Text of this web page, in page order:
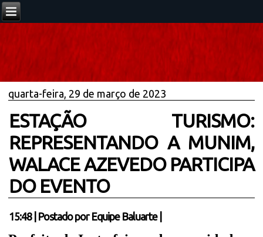
quarta-feira, 29 de março de 2023
ESTAÇÃO TURISMO:
REPRESENTANDO A MUNIM,
WALACE AZEVEDO PARTICIPA
DO EVENTO
15:48| Postado por Equipe Baluarte